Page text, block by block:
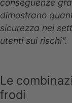
conseguenze
dimostrano
sicurezza nei
utenti sui rischi”.
Le
frodi